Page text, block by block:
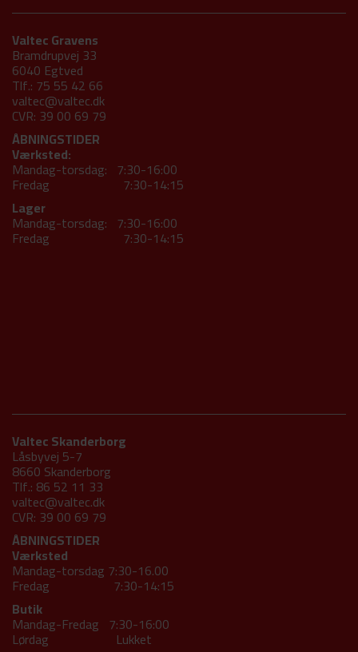
Valtec Gravens
Bramdrupvej 33
6040 Egtved
Tlf.: 75 55 42 66
valtec@valtec.dk
CVR: 39 00 69 79
ÅBNINGSTIDER
Værksted:
Mandag-torsdag: 7:30-16:00
Fredag 7:30-14:15
Lager
Mandag-torsdag: 7:30-16:00
Fredag 7:30-14:15
Valtec Skanderborg
Låsbyvej 5-7
8660 Skanderborg
Tlf.: 86 52 11 33
valtec@valtec.dk
CVR: 39 00 69 79
ÅBNINGSTIDER
Værksted
Mandag-torsdag 7:30-16.00
Fredag 7:30-14:15
Butik
Mandag-Fredag 7:30-16:00
Lørdag Lukket